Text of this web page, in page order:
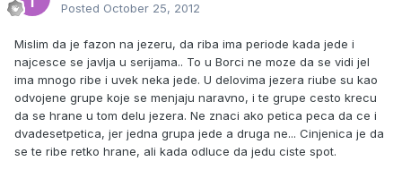
Posted October 25, 2012
Mislim da je fazon na jezeru, da riba ima periode kada jede i
najcesce se javlja u serijama.. To u Borci ne moze da se vidi jel
ima mnogo ribe i uvek neka jede. U delovima jezera riube su kao
odvojene grupe koje se menjaju naravno, i te grupe cesto krecu
da se hrane u tom delu jezera. Ne znaci ako petica peca da ce i
dvadesetpetica, jer jedna grupa jede a druga ne... Cinjenica je da
se te ribe retko hrane, ali kada odluce da jedu ciste spot.